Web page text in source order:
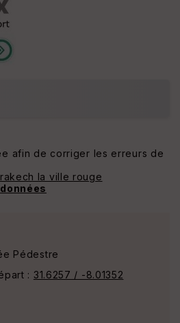
afin de corriger les erreurs de
la ville rouge
Pédestre
: 31.6257 / -8.01352